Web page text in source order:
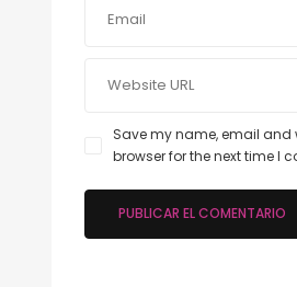
Save my name, email and
browser for the next time I